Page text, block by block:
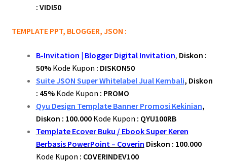
: VIDI50
TEMPLATE PPT, BLOGGER, JSON :
B-Invitation | Blogger Digital Invitation, Diskon :
50% Kode Kupon : DISKON50
Suite JSON Super Whitelabel Jual Kembali, Diskon
: 45% Kode Kupon : PROMO
Qyu Design Template Banner Promosi Kekinian,
Diskon : 100.000 Kode Kupon : QYU100RB
Template Ecover Buku / Ebook Super Keren
Berbasis PowerPoint – Coverin Diskon : 100.000
Kode Kupon : COVERINDEV100